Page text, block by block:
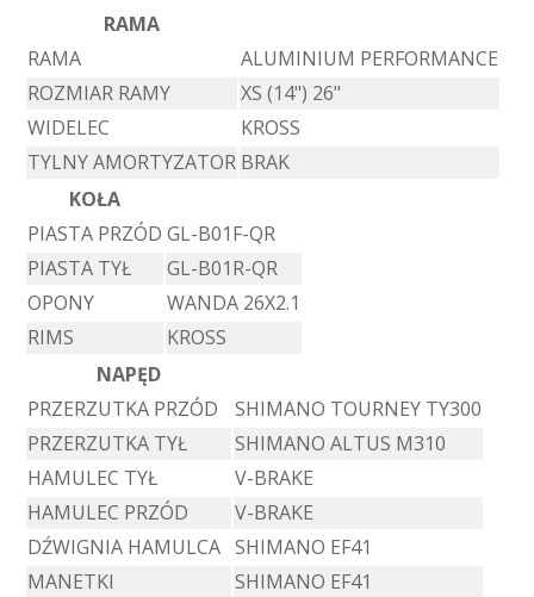
RAMA
RAMA
ALUMINIUM PERFORMANCE
ROZMIAR RAMY
XS (14") 26"
WIDELEC
KROSS
TYLNY AMORTYZATOR BRAK
KOŁA
PIASTA PRZÓD GL-B01F-QR
PIASTA TYŁ
GL-B01R-QR
OPONY
WANDA 26X2.1
RIMS
KROSS
NAPĘD
PRZERZUTKA PRZÓD
SHIMANO TOURNEY TY300
PRZERZUTKA TYŁ
SHIMANO ALTUS M310
HAMULEC TYŁ
V-BRAKE
HAMULEC PRZÓD
V-BRAKE
DŹWIGNIA HAMULCA SHIMANO EF41
MANETKI
SHIMANO EF41